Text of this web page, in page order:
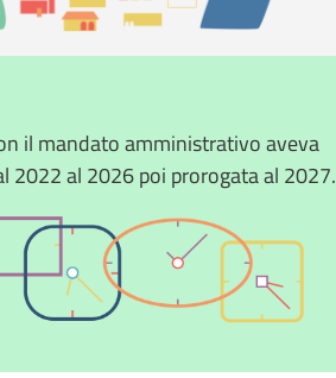
il mandato amministrativo aveva
2022 al 2026 poi prorogata al 2027.